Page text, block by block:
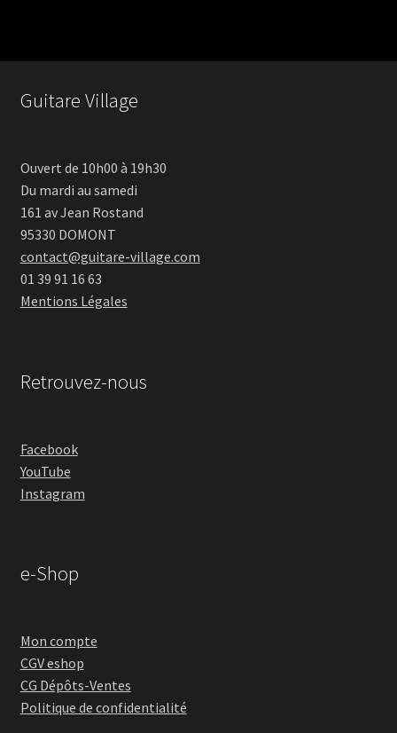
Guitare Village
Ouvert de 10h00 à 19h30
Du mardi au samedi
161 av Jean Rostand
95330 DOMONT
contact@guitare-village.com
01 39 91 16 63
Mentions Légales
Retrouvez-nous
Facebook
YouTube
Instagram
e-Shop
Mon compte
CGV eshop
CG Dépôts-Ventes
Politique de confidentialité